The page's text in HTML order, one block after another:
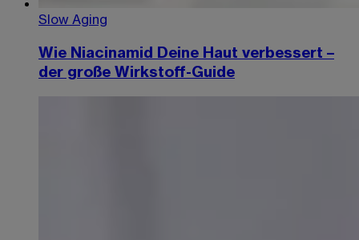
Slow Aging
Wie Niacinamid Deine Haut verbessert –
der große Wirkstoff-Guide